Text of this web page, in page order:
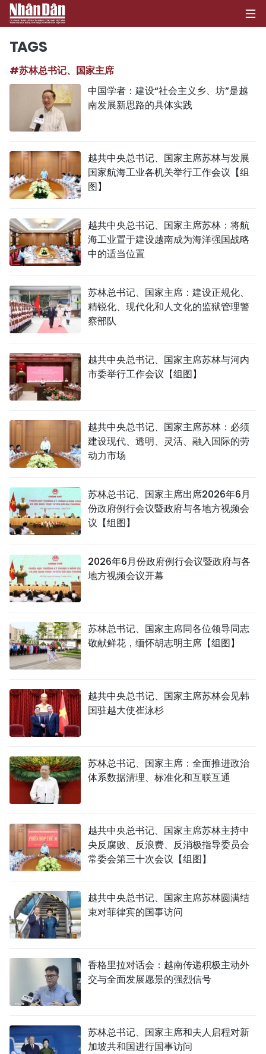
政治
社会
环保
文化
体育
旅游
史海
图表新闻
图库
人民报社简介
ENGLISH
РУССКИЙ
TAGS
#苏林总书记、国家主席
中国学者：建设“社会主义乡、坊”是越
南发展新思路的具体实践
越共中央总书记、国家主席苏林与发展
国家航海工业各机关举行工作会议【组
图】
越共中央总书记、国家主席苏林：将航
海工业置于建设越南成为海洋强国战略
中的适当位置
苏林总书记、国家主席：建设正规化、
精锐化、现代化和人文化的监狱管理警
察部队
越共中央总书记、国家主席苏林与河内
市委举行工作会议【组图】
越共中央总书记、国家主席苏林：必须
建设现代、透明、灵活、融入国际的劳
动力市场
苏林总书记、国家主席出席2026年6月
份政府例行会议暨政府与各地方视频会
议【组图】
2026年6月份政府例行会议暨政府与各
地方视频会议开幕
苏林总书记、国家主席同各位领导同志
敬献鲜花，缅怀胡志明主席【组图】
越共中央总书记、国家主席苏林会见韩
国驻越大使崔泳杉
苏林总书记、国家主席：全面推进政治
体系数据清理、标准化和互联互通
越共中央总书记、国家主席苏林主持中
央反腐败、反浪费、反消极指导委员会
常委会第三十次会议【组图】
越共中央总书记、国家主席苏林圆满结
束对菲律宾的国事访问
香格里拉对话会：越南传递积极主动外
交与全面发展愿景的强烈信号
苏林总书记、国家主席和夫人启程对新
加坡共和国进行国事访问